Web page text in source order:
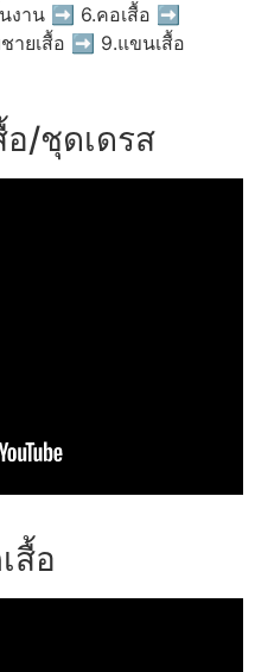
นงาน ➡ 6.คอเสื้อ ➡
ายเสื้อ ➡ 9.แขนเสื้อ
อ/ชุดเดรส
สื้อ